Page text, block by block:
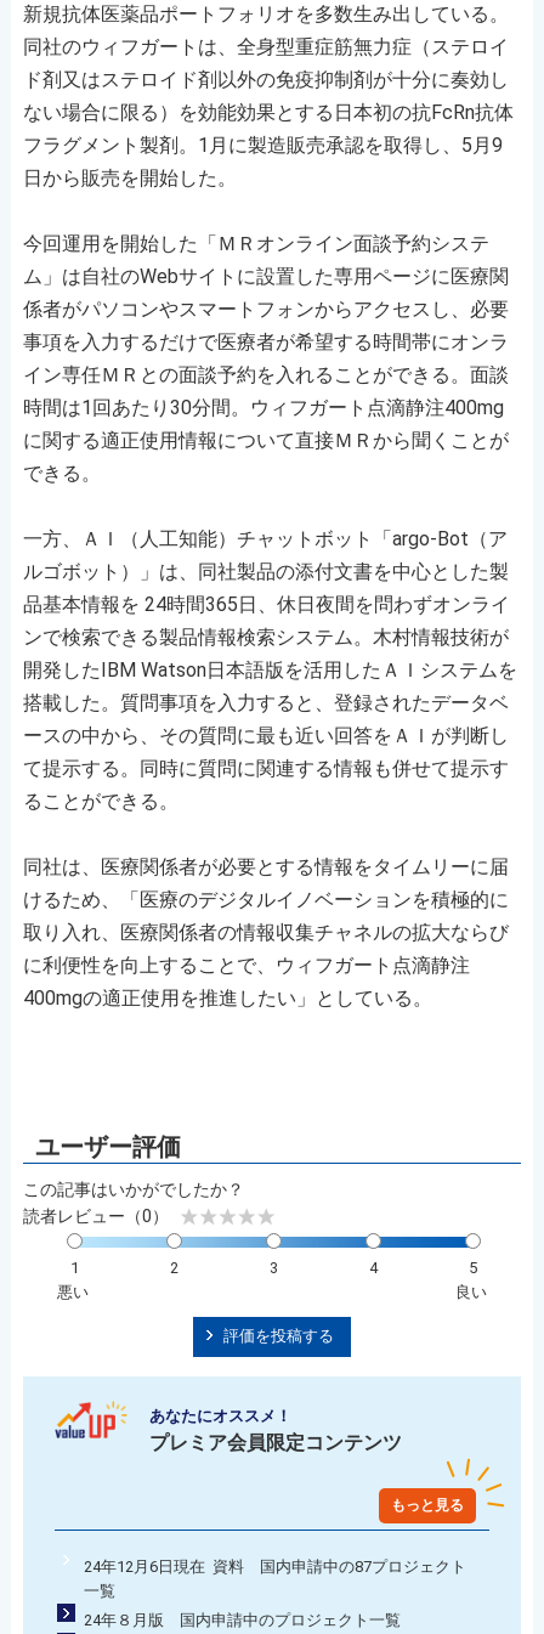
新規抗体医薬品ポートフォリオを多数生み出している。
同社のウィフガートは、全身型重症筋無力症（ステロイ
ド剤又はステロイド剤以外の免疫抑制剤が十分に奏効し
ない場合に限る）を効能効果とする日本初の抗FcRn抗体
フラグメント製剤。1月に製造販売承認を取得し、5月9
日から販売を開始した。
今回運用を開始した「ＭＲオンライン面談予約システ
ム」は自社のWebサイトに設置した専用ページに医療関
係者がパソコンやスマートフォンからアクセスし、必要
事項を入力するだけで医療者が希望する時間帯にオンラ
イン専任ＭＲとの面談予約を入れることができる。面談
時間は1回あたり30分間。ウィフガート点滴静注400mg
に関する適正使用情報について直接ＭＲから聞くことが
できる。
一方、ＡＩ（人工知能）チャットボット「argo-Bot（ア
ルゴボット）」は、同社製品の添付文書を中心とした製
品基本情報を 24時間365日、休日夜間を問わずオンライ
ンで検索できる製品情報検索システム。木村情報技術が
開発したIBM Watson日本語版を活用したＡＩシステムを
搭載した。質問事項を入力すると、登録されたデータベ
ースの中から、その質問に最も近い回答をＡＩが判断し
て提示する。同時に質問に関連する情報も併せて提示す
ることができる。
同社は、医療関係者が必要とする情報をタイムリーに届
けるため、「医療のデジタルイノベーションを積極的に
取り入れ、医療関係者の情報収集チャネルの拡大ならび
に利便性を向上することで、ウィフガート点滴静注
400mgの適正使用を推進したい」としている。
この記事はいかがでしたか？
読者レビュー（0）
1 2 3 4
5
悪い
良い
評価を投稿する
あなたにオススメ！
プレミア会員限定コンテンツ
もっと見る
24年12月6日現在 資料 国内申請中の87プロジェクト
一覧
24年８月版 国内申請中のプロジェクト一覧